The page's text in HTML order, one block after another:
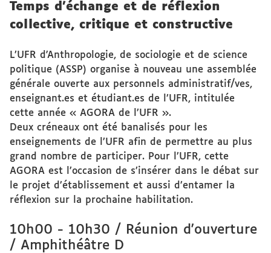
Temps d'échange et de réflexion
collective, critique et constructive
L’UFR d'Anthropologie, de sociologie et de science
politique (ASSP) organise à nouveau une assemblée
générale ouverte aux personnels administratif/ves,
enseignant.es et étudiant.es de l’UFR, intitulée
cette année « AGORA de l’UFR ».
Deux créneaux ont été banalisés pour les
enseignements de l’UFR afin de permettre au plus
grand nombre de participer. Pour l’UFR, cette
AGORA est l’occasion de s’insérer dans le débat sur
le projet d’établissement et aussi d’entamer la
réflexion sur la prochaine habilitation.
10h00 - 10h30 / Réunion d'ouverture
/ Amphithéâtre D